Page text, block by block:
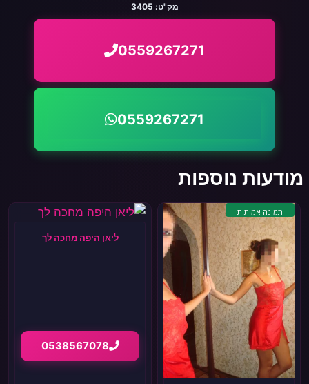
מק"ט: 3405
0559267271
0559267271
מודעות נוספות
תמונה אמיתית
ליאן היפה מחכה לך
0538567078